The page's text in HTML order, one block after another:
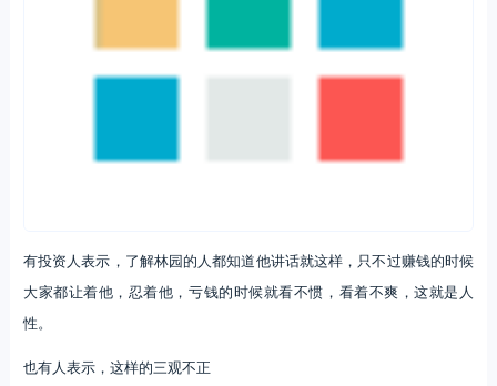
有投资人表示，了解林园的人都知道他讲话就这样，只不过赚钱的时候
大家都让着他，忍着他，亏钱的时候就看不惯，看着不爽，这就是人
性。
也有人表示，这样的三观不正